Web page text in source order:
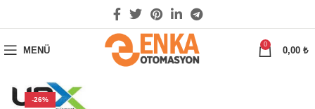
MENÜ
0
0,00 ₺
-26%